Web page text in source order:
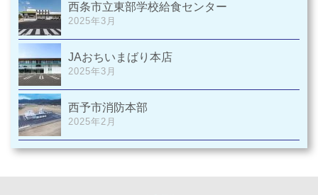
西条市立東部学校給食センター
2025年3月
JAおちいまばり本店
2025年3月
西予市消防本部
2025年2月